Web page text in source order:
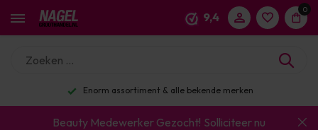
9,4
0
Enorm assortiment & alle bekende merken
Beauty Medewerker Gezocht! Solliciteer nu